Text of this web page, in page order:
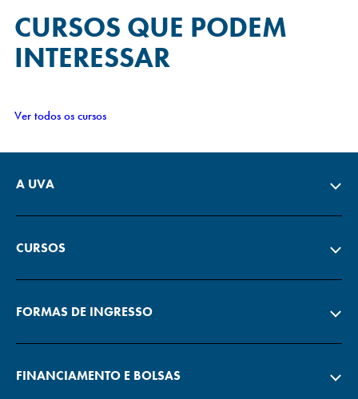
CURSOS QUE PODEM
INTERESSAR
Ver todos os cursos
A UVA
CURSOS
FORMAS DE INGRESSO
FINANCIAMENTO E BOLSAS